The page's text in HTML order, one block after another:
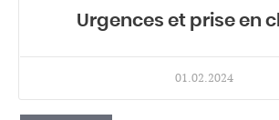
Urgences et prise en
01.02.2024